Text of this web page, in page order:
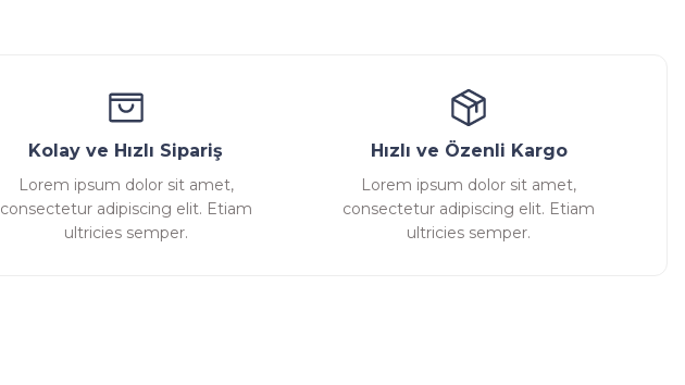
Kolay ve Hızlı Sipariş
Lorem ipsum dolor sit amet,
consectetur adipiscing elit. Etiam
ultricies semper.
Hızlı ve Özenli Kargo
Lorem ipsum dolor sit amet,
consectetur adipiscing elit. Etiam
ultricies semper.